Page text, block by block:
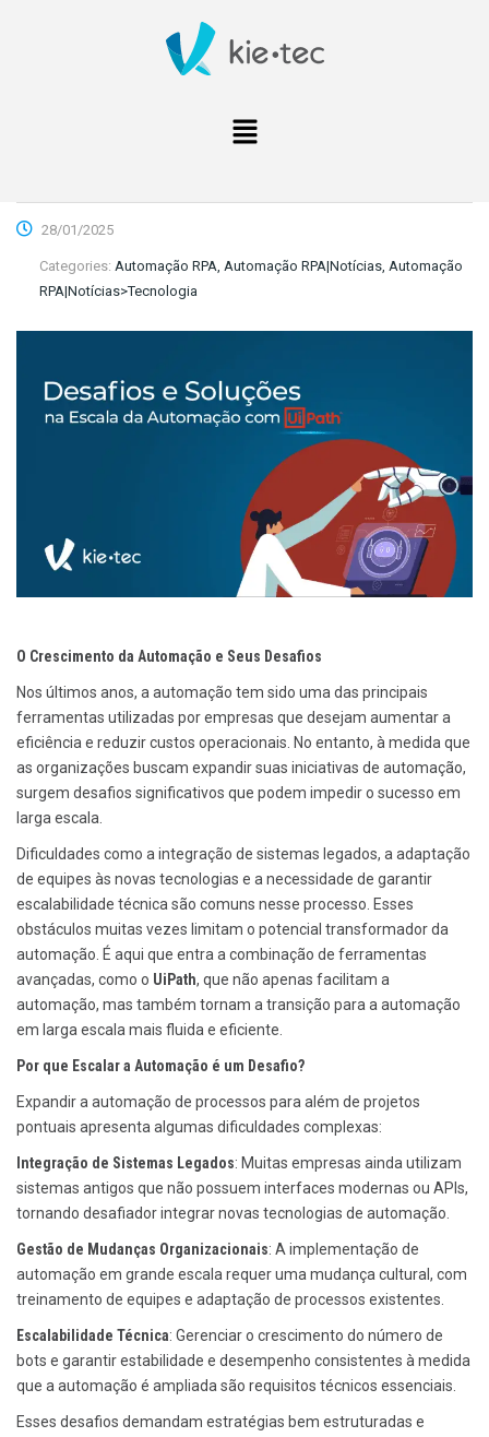
28/01/2025
Categories: Automação RPA, Automação RPA|Notícias, Automação
RPA|Notícias>Tecnologia
O Crescimento da Automação e Seus Desafios
Nos últimos anos, a automação tem sido uma das principais
ferramentas utilizadas por empresas que desejam aumentar a
eficiência e reduzir custos operacionais. No entanto, à medida que
as organizações buscam expandir suas iniciativas de automação,
surgem desafios significativos que podem impedir o sucesso em
larga escala.
Dificuldades como a integração de sistemas legados, a adaptação
de equipes às novas tecnologias e a necessidade de garantir
escalabilidade técnica são comuns nesse processo. Esses
obstáculos muitas vezes limitam o potencial transformador da
automação. É aqui que entra a combinação de ferramentas
avançadas, como o UiPath, que não apenas facilitam a
automação, mas também tornam a transição para a automação
em larga escala mais fluida e eficiente.
Por que Escalar a Automação é um Desafio?
Expandir a automação de processos para além de projetos
pontuais apresenta algumas dificuldades complexas:
Integração de Sistemas Legados: Muitas empresas ainda utilizam
sistemas antigos que não possuem interfaces modernas ou APIs,
tornando desafiador integrar novas tecnologias de automação.
Gestão de Mudanças Organizacionais: A implementação de
automação em grande escala requer uma mudança cultural, com
treinamento de equipes e adaptação de processos existentes.
Escalabilidade Técnica: Gerenciar o crescimento do número de
bots e garantir estabilidade e desempenho consistentes à medida
que a automação é ampliada são requisitos técnicos essenciais.
Esses desafios demandam estratégias bem estruturadas e